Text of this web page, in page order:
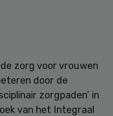
zorg voor vrouwen
door de
zorgpaden’ in
van het Integraal